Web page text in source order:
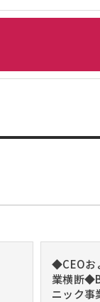
◆CEOお
業横断
ニック事